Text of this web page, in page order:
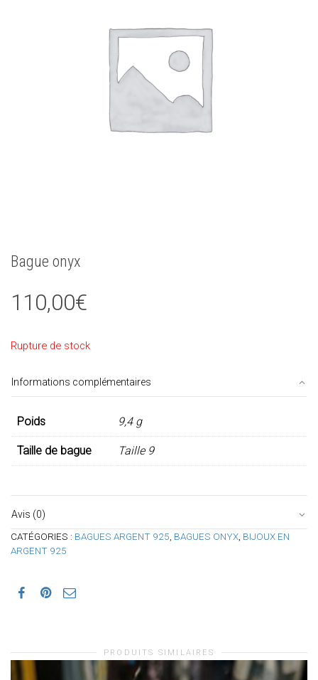
Bague onyx
110,00€
Rupture de stock
Informations complémentaires
Poids 9,4 g
Taille de bague Taille 9
Avis (0)
CATÉGORIES : BAGUES ARGENT 925 BAGUES ONYX BIJOUX EN
ARGENT 925
PRODUITS SIMILAIRES